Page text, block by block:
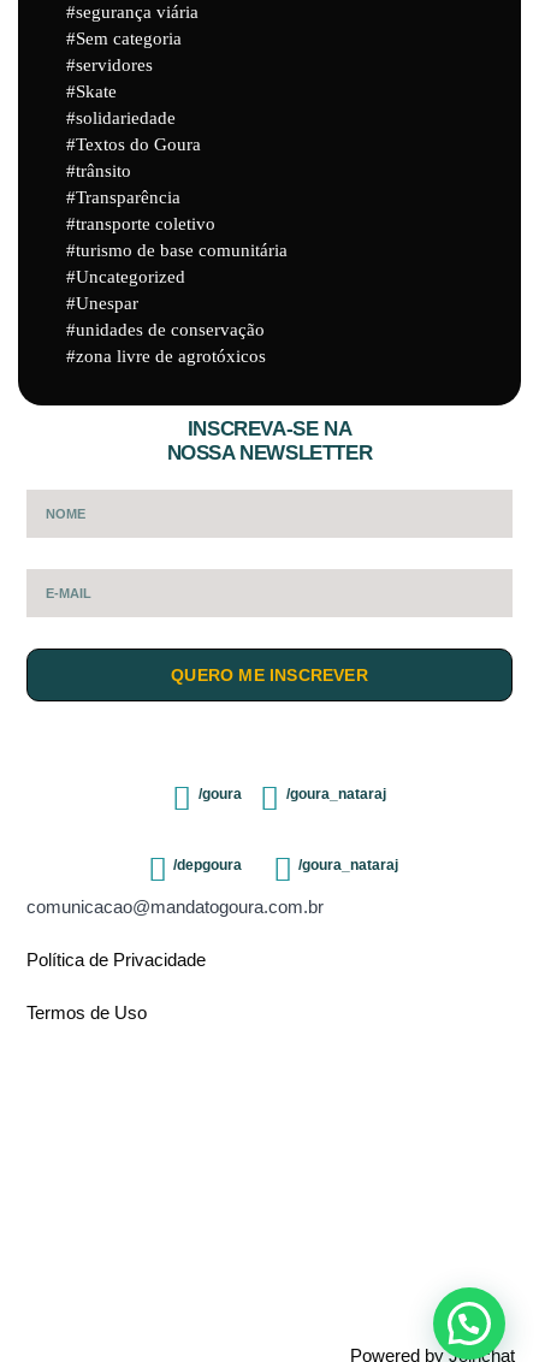
segurança viária
Sem categoria
servidores
Skate
solidariedade
Textos do Goura
trânsito
Transparência
transporte coletivo
turismo de base comunitária
Uncategorized
Unespar
unidades de conservação
zona livre de agrotóxicos
INSCREVA-SE NA
NOSSA NEWSLETTER
QUERO ME INSCREVER
/goura /goura_nataraj
/depgoura /goura_nataraj
comunicacao@mandatogoura.com.br
Política de Privacidade
Termos de Uso
Powered byJoinchat